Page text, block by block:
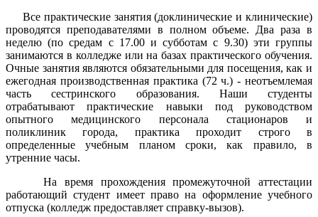
Все практические занятия (доклинические и клинические)
проводятся преподавателями в полном объеме. Два раза в
неделю (по средам с 17.00 и субботам с 9.30) эти группы
занимаются в колледже или на базах практического обучения.
Очные занятия являются обязательными для посещения, как и
ежегодная производственная практика (72 ч.) - неотъемлемая
часть сестринского образования. Наши студенты
отрабатывают практические навыки под руководством
опытного медицинского персонала стационаров и
поликлиник города, практика проходит строго в
определенные учебным планом сроки, как правило, в
утренние часы.
На время прохождения промежуточной аттестации
работающий студент имеет право на оформление учебного
отпуска (колледж предоставляет справку-вызов).